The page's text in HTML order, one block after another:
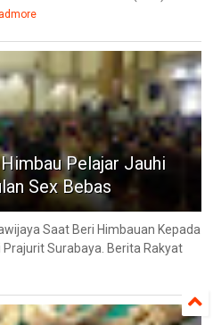
Pelajar Jauhi
Sex Bebas
Saat Beri Himbauan Kepada
Prajurit Surabaya. Berita Rakyat